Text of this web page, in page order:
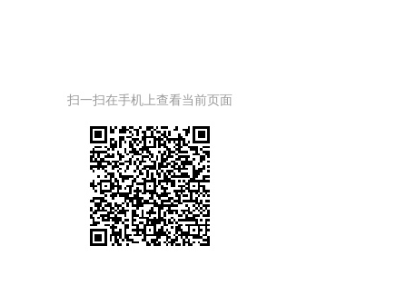
扫一扫在手机上查看当前页面